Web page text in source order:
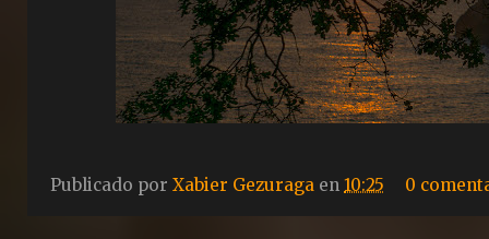
Publicado por Xabier Gezuraga en 10:25 0